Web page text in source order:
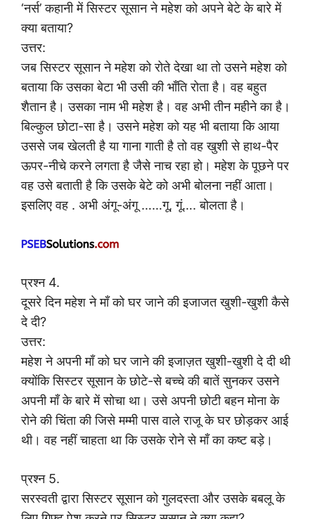
‘नर्स’ कहानी में सिस्टर सूसान ने महेश को अपने बेटे के बारे में
क्या बताया?
उत्तर:
जब सिस्टर सूसान ने महेश को रोते देखा था तो उसने महेश को
बताया कि उसका बेटा भी उसी की भाँति रोता है। वह बहुत
शैतान है। उसका नाम भी महेश है। वह अभी तीन महीने का है।
बिल्कुल छोटा-सा है। उसने महेश को यह भी बताया कि आया
उससे जब खेलती है या गाना गाती है तो वह खुशी से हाथ-पैर
ऊपर-नीचे करने लगता है जैसे नाच रहा हो। महेश के पूछने पर
वह उसे बताती है कि उसके बेटे को अभी बोलना नहीं आता।
इसलिए वह . अभी अंगू-अंगू ……गू, गूं…. बोलता है।
प्रश्न 4.
दूसरे दिन महेश ने माँ को घर जाने की इजाजत खुशी-खुशी कैसे
दे दी?
उत्तर:
महेश ने अपनी माँ को घर जाने की इजाज़त खुशी-खुशी दे दी थी
क्योंकि सिस्टर सूसान के छोटे-से बच्चे की बातें सुनकर उसने
अपनी माँ के बारे में सोचा था। उसे अपनी छोटी बहन मोना के
रोने की चिंता की जिसे मम्मी पास वाले राजू के घर छोड़कर आई
थी। वह नहीं चाहता था कि उसके रोने से माँ का कष्ट बड़े।
प्रश्न 5.
सरस्वती द्वारा सिस्टर सूसान को गुलदस्ता और उसके बबलू के